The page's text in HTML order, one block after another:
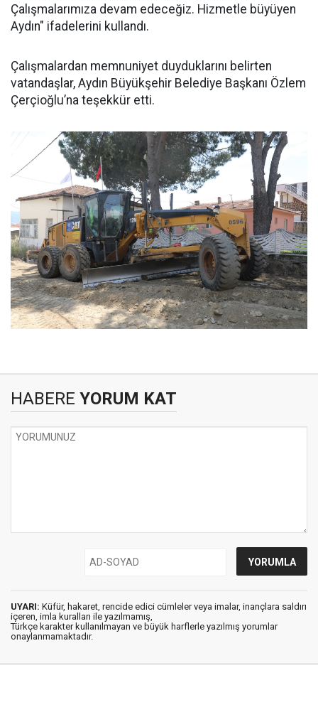
Çalışmalarımıza devam edeceğiz. Hizmetle büyüyen
Aydın" ifadelerini kullandı.
Çalışmalardan memnuniyet duyduklarını belirten
vatandaşlar, Aydın Büyükşehir Belediye Başkanı Özlem
Çerçioğlu’na teşekkür etti.
HABERE YORUM KAT
UYARI: Küfür, hakaret, rencide edici cümleler veya imalar, inançlara saldırı
içeren, imla kuralları ile yazılmamış,
Türkçe karakter kullanılmayan ve büyük harflerle yazılmış yorumlar
onaylanmamaktadır.